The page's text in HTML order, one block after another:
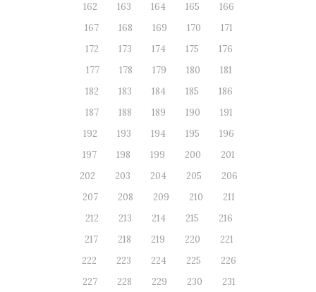
162
163 164 165
166
167
168 169 170
171
172
173 174 175
176
177
178 179 180
181
182
183 184 185
186
187
188 189 190
191
192
193 194 195
196
197
198 199 200
201
202
203 204 205
206
207
208 209 210
211
212
213 214 215
216
217
218 219 220
221
222
223 224 225
226
227
228 229 230
231